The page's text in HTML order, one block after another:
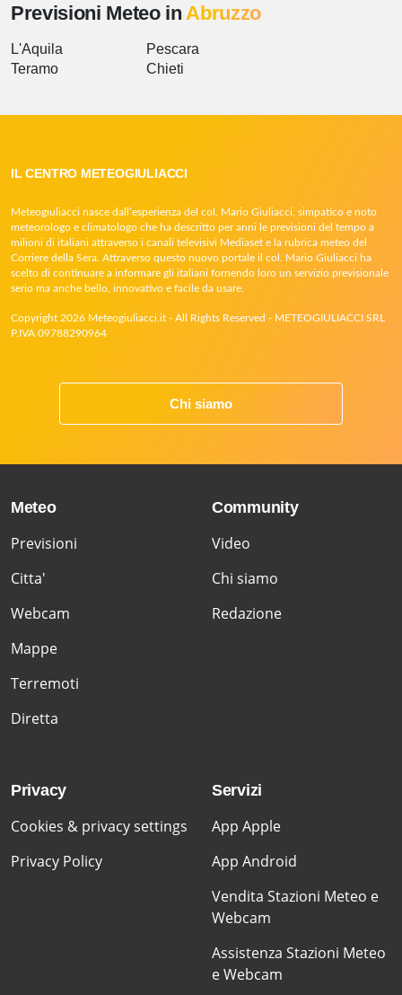
Previsioni Meteo in Abruzzo
L'Aquila
Teramo
Pescara
Chieti
IL CENTRO METEOGIULIACCI
Meteogiuliacci nasce dall’esperienza del col. Mario Giuliacci, simpatico e noto
meteorologo e climatologo che ha descritto per anni le previsioni del tempo a
milioni di italiani attraverso i canali televisivi Mediaset e la rubrica meteo del
Corriere della Sera. Attraverso questo nuovo portale il col. Mario Giuliacci ha
scelto di continuare a informare gli italiani fornendo loro un servizio previsionale
serio ma anche bello, innovativo e facile da usare.
Copyright 2026 Meteogiuliacci.it - All Rights Reserved - METEOGIULIACCI SRL
P.IVA 09788290964
Chi siamo
Meteo
Previsioni
Citta'
Webcam
Mappe
Terremoti
Diretta
Community
Video
Chi siamo
Redazione
Privacy
Cookies & privacy settings
Privacy Policy
Servizi
App Apple
App Android
Vendita Stazioni Meteo e
Webcam
Assistenza Stazioni Meteo
e Webcam